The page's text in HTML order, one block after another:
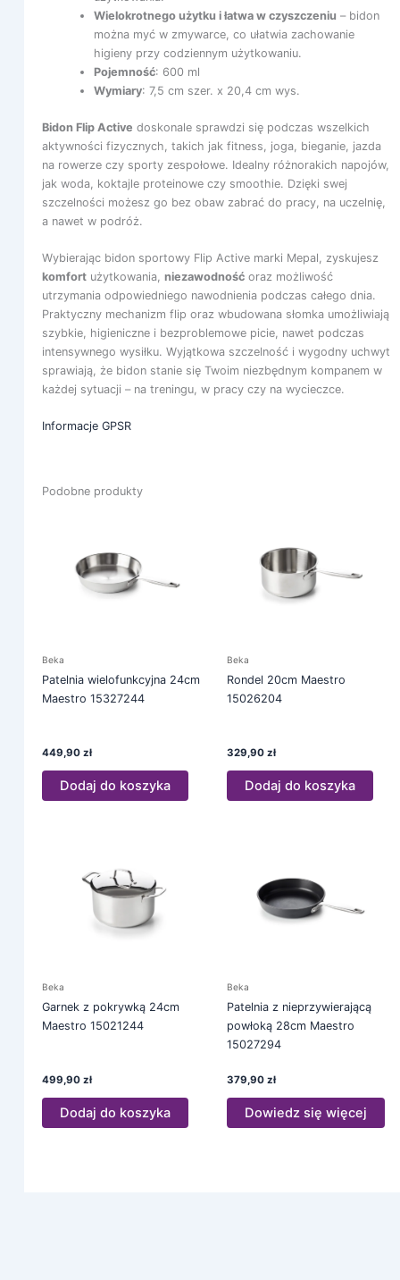
Wielokrotnego użytku i łatwa w czyszczeniu – bidon
można myć w zmywarce, co ułatwia zachowanie
higieny przy codziennym użytkowaniu.
Pojemność: 600 ml
Wymiary: 7,5 cm szer. x 20,4 cm wys.
Bidon Flip Active doskonale sprawdzi się podczas wszelkich
aktywności fizycznych, takich jak fitness, joga, bieganie, jazda
na rowerze czy sporty zespołowe. Idealny różnorakich napojów,
jak woda, koktajle proteinowe czy smoothie. Dzięki swej
szczelności możesz go bez obaw zabrać do pracy, na uczelnię,
a nawet w podróż.
Wybierając bidon sportowy Flip Active marki Mepal, zyskujesz
komfortużytkowania, niezawodnośćoraz możliwość
utrzymania odpowiedniego nawodnienia podczas całego dnia.
Praktyczny mechanizm flip oraz wbudowana słomka umożliwiają
szybkie, higieniczne i bezproblemowe picie, nawet podczas
intensywnego wysiłku. Wyjątkowa szczelność i wygodny uchwyt
sprawiają, że bidon stanie się Twoim niezbędnym kompanem w
każdej sytuacji – na treningu, w pracy czy na wycieczce.
Informacje GPSR
Podobne produkty
Beka
Patelnia wielofunkcyjna 24cm
Maestro 15327244
449,90 zł
Dodaj do koszyka
Beka
Rondel 20cm Maestro
15026204
329,90 zł
Dodaj do koszyka
Beka
Garnek z pokrywką 24cm
Maestro 15021244
499,90 zł
Dodaj do koszyka
Beka
Patelnia z nieprzywierającą
powłoką 28cm Maestro
15027294
379,90 zł
Dowiedz się więcej